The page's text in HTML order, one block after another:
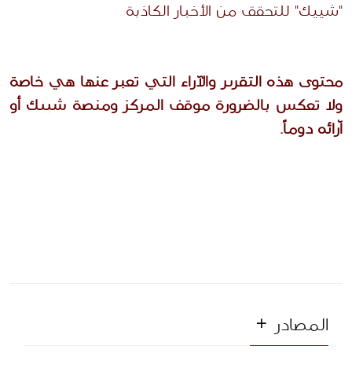
"شييك" للتحقق من الأخبار الكاذبة
محتوى هذه التقرير والآراء التي تعبر عنها هي خاصة
ولا تعكس بالضرورة موقف المركز ومنصة شييك أو
آرائه دوماً.
المصادر